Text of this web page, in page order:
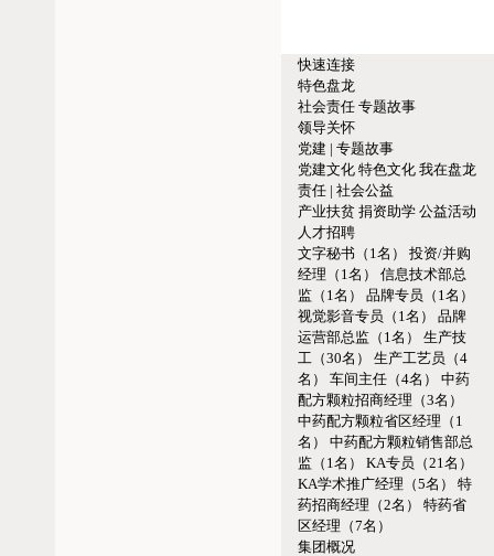
快速连接
特色盘龙
社会责任 专题故事
领导关怀
党建 | 专题故事
党建文化 特色文化 我在盘龙
责任 | 社会公益
产业扶贫 捐资助学 公益活动
人才招聘
文字秘书（1名）
投资/并购
经理（1名）
信息技术部总
监（1名）
品牌专员（1名）
视觉影音专员（1名）
品牌
运营部总监（1名）
生产技
工（30名）
生产工艺员（4
名）
车间主任（4名）
中药
配方颗粒招商经理（3名）
中药配方颗粒省区经理（1
名）
中药配方颗粒销售部总
监（1名）
KA专员（21名）
KA学术推广经理（5名）
特
药招商经理（2名）
特药省
区经理（7名）
集团概况